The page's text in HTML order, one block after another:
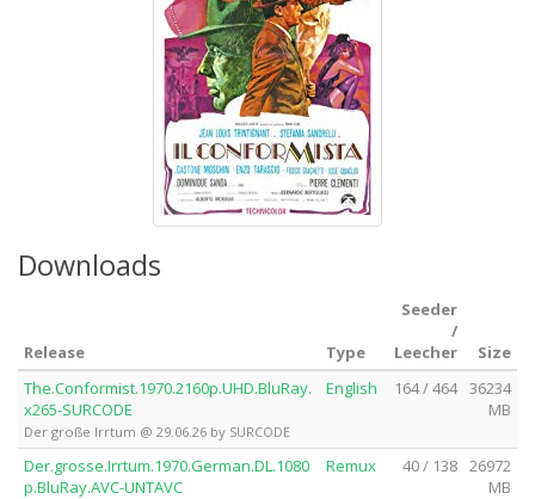
Downloads
Release Type
Seeder
/
Leecher
Size
The.Conformist.1970.2160p.UHD.BluRay.
x265-SURCODE
Der große Irrtum @ 29.06.26 by SURCODE
English 164 / 464 36234
MB
Der.grosse.Irrtum.1970.German.DL.1080
p.BluRay.AVC-UNTAVC
Remux 40 / 138 26972
MB